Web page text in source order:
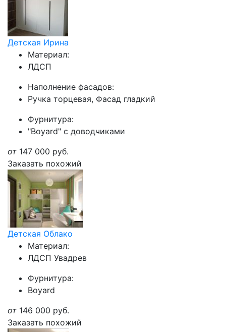
Детская Ирина
Материал:
ЛДСП
Наполнение фасадов:
Ручка торцевая, Фасад гладкий
Фурнитура:
"Boyard" с доводчиками
от 147 000 руб.
Заказать похожий
Детская Облако
Материал:
ЛДСП Увадрев
Фурнитура:
Boyard
от 146 000 руб.
Заказать похожий